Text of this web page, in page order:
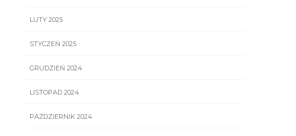
LUTY 2025
STYCZEŃ 2025
GRUDZIEŃ 2024
LISTOPAD 2024
PAŹDZIERNIK 2024